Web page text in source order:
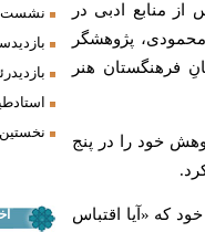
نشست
بازدید
استاد
نخستین
منابع ادبی در
از علیرضا محمودی، پژوهشگر
نقش جهانِ فرهنگستان هنر
خود را در پنج
که «آیا اقتباس